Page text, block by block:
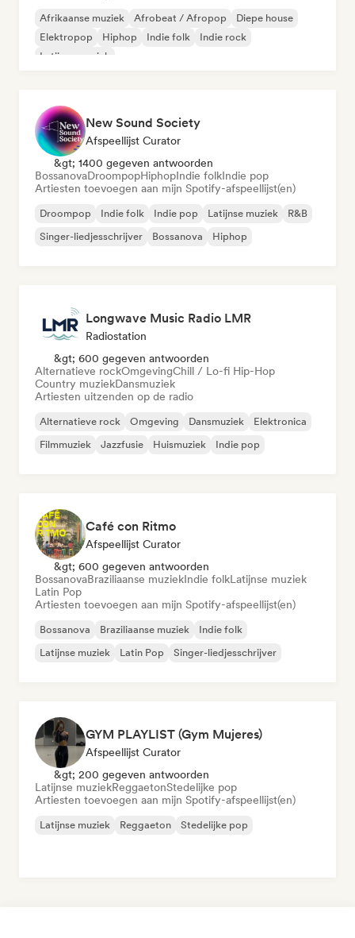
Afrikaanse muziek Afrobeat / Afropop
Diepe house
Elektropop
Hiphop Indie folk
Indie rock
Latijnse muziek
New Sound Society
Afspeellijst Curator
&gt; 1400 gegeven antwoorden
BossanovaDroompopHiphopIndie folkIndie pop
Artiesten toevoegen aan mijn Spotify-afspeellijst(en)
Droompop Indie folk Indie pop Latijnse muziek
R&B
Singer-liedjesschrijver
Bossanova Hiphop
Longwave Music Radio LMR
Radiostation
&gt; 600 gegeven antwoorden
Alternatieve rockOmgevingChill / Lo-fi Hip-Hop
Country muziekDansmuziek
Artiesten uitzenden op de radio
Alternatieve rock Omgeving Dansmuziek
Elektronica
Filmmuziek
Jazzfusie Huismuziek Indie pop
Café con Ritmo
Afspeellijst Curator
&gt; 600 gegeven antwoorden
BossanovaBraziliaanse muziekIndie folkLatijnse muziek
Latin Pop
Artiesten toevoegen aan mijn Spotify-afspeellijst(en)
Bossanova Braziliaanse muziek
Indie folk
Latijnse muziek
Latin Pop Singer-liedjesschrijver
GYM PLAYLIST (Gym Mujeres)
Afspeellijst Curator
&gt; 200 gegeven antwoorden
Latijnse muziekReggaetonStedelijke pop
Artiesten toevoegen aan mijn Spotify-afspeellijst(en)
Latijnse muziek Reggaeton Stedelijke pop